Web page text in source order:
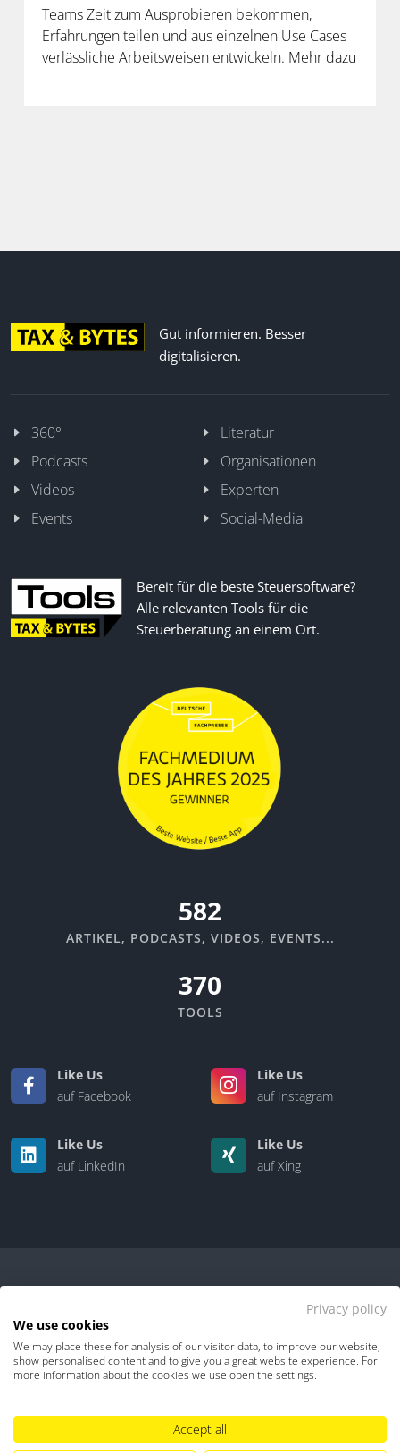
Teams Zeit zum Ausprobieren bekommen,
Erfahrungen teilen und aus einzelnen Use Cases
verlässliche Arbeitsweisen entwickeln. Mehr dazu
Gut informieren. Besser
digitalisieren.
360°
Literatur
Podcasts
Organisationen
Videos
Experten
Events
Social-Media
Bereit für die beste Steuersoftware?
Alle relevanten Tools für die
Steuerberatung an einem Ort.
670
ARTIKEL, PODCASTS, VIDEOS, EVENTS...
370
TOOLS
Like Us
auf Facebook
Like Us
auf Instagram
Like Us
auf LinkedIn
Like Us
auf Xing
Kontakt | Über uns
Impressum
Hinweisgebersystem
Umgang mit KI
Privacy policy
We use cookies
We may place these for analysis of our visitor data, to improve our website,
show personalised content and to give you a great website experience. For
more information about the cookies we use open the settings.
Accept all